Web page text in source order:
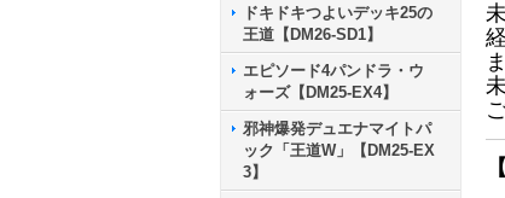
ドキドキつよいデッキ25の
王道【DM26-SD1】
エピソード4パンドラ・ウ
ォーズ【DM25-EX4】
邪神爆発デュエナマイトパ
ック「王道W」【DM25-EX
3】